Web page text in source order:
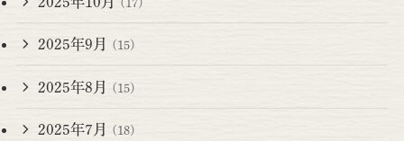
(17)
2025年9月 (15)
2025年8月 (15)
2025年7月 (18)